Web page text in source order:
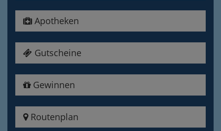
Apotheken
Gutscheine
Gewinnen
Routenplan